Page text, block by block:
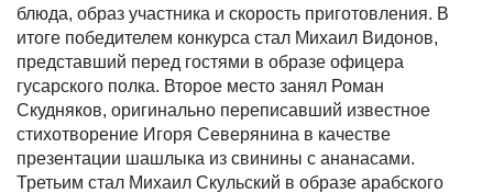
блюда, образ участника и скорость приготовления. В
итоге победителем конкурса стал Михаил Видонов,
представший перед гостями в образе офицера
гусарского полка. Второе место занял Роман
Скудняков, оригинально переписавший известное
стихотворение Игоря Северянина в качестве
презентации шашлыка из свинины с ананасами.
Третьим стал Михаил Скульский в образе арабского